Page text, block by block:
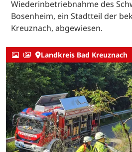
Wiederinbetriebnahme des
Bosenheim, ein Stadtteil der
Kreuznach, abgewiesen.
Landkreis Bad Kreuznach